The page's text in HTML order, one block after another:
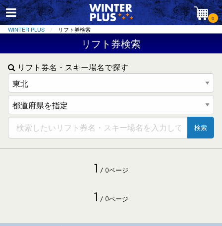
0
WINTER PLUS リフト券検索
リフト券検索
リフト券名・スキー場名で探す
検索
1 / 0ページ
1 / 0ページ